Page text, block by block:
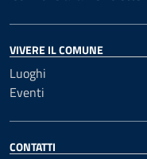
VIVERE IL COMUNE
Luoghi
Eventi
CONTATTI